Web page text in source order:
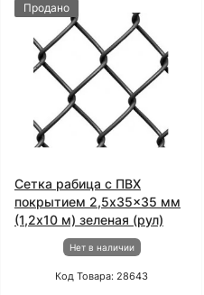
Продано
Сетка рабица с ПВХ
покрытием 2,5x35x35 мм
(1,2x10 м) зеленая (рул)
Нет в наличии
Код Товара: 28643